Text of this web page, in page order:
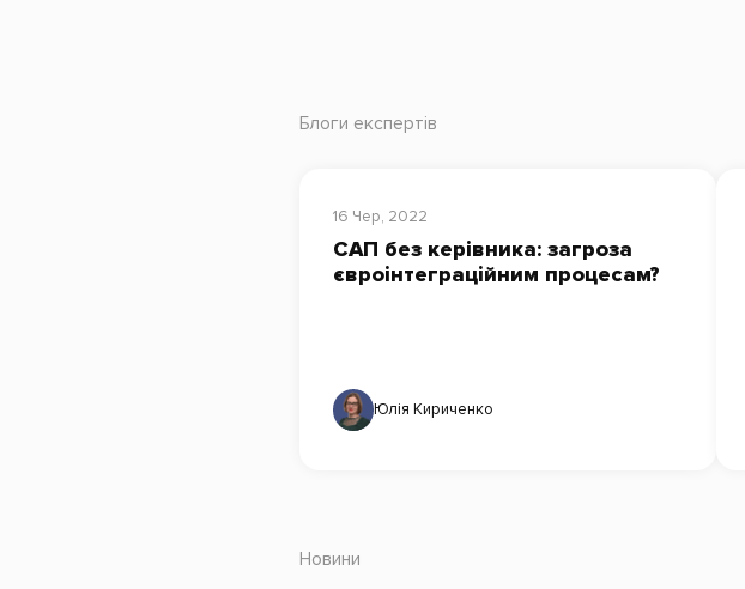
Блоги експертів
16 Чер, 2022
САП без керівника: загроза
євроінтеграційним процесам?
Юлія Кириченко
Новини